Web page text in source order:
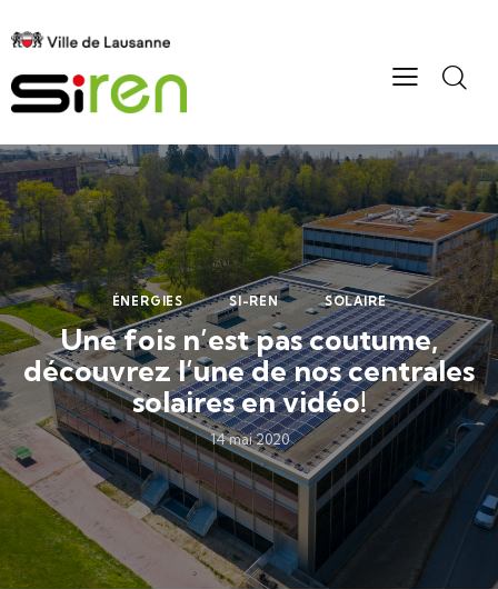
ÉNERGIES SI-REN SOLAIRE
Une fois n’est pas coutume,
découvrez l’une de nos centrales
solaires en vidéo!
14 mai 2020